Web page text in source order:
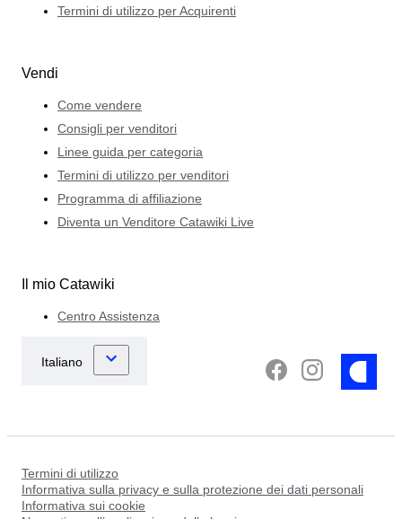
Termini di utilizzo per Acquirenti
Vendi
Come vendere
Consigli per venditori
Linee guida per categoria
Termini di utilizzo per venditori
Programma di affiliazione
Diventa un Venditore Catawiki Live
Il mio Catawiki
Centro Assistenza
Termini di utilizzo
Informativa sulla privacy e sulla protezione dei dati personali
Informativa sui cookie